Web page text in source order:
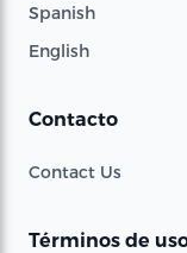
Spanish
English
Contacto
Contact Us
Términos de